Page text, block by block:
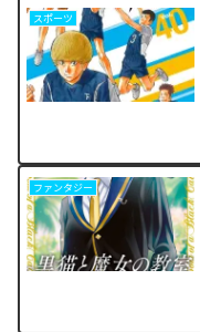
スポーツ
ファンタジー